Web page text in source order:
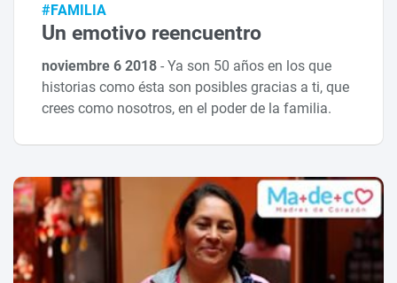
#FAMILIA
Un emotivo reencuentro
noviembre 6 2018-Ya son 50 años en los que
historias como ésta son posibles gracias a ti, que
crees como nosotros, en el poder de la familia.